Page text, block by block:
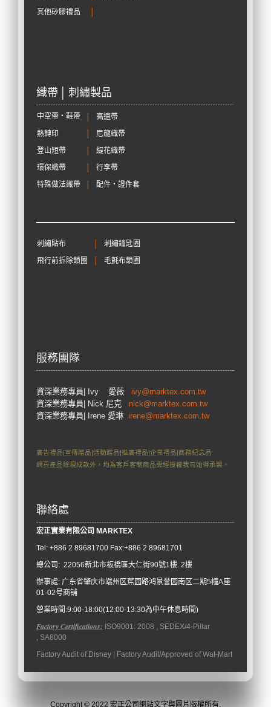
其他矽膠禮品
織帶 │ 刺繡製品
中空帶‧鞋帶
高速帶
熱轉印
尼龍織帶
登山短帶
緹花織帶
環保織帶
行李帶
特殊做法織帶
配件‧證件套
刺繡貼布
刺繡鑰匙圈
飛行前拆除鎖圈
毛氈布鎖圈
服務團隊
資深業務專員 | Ivy 愛薇 ivy@marktex.com.tw
資深業務專員 | Nick 尼克 nick@marktex.com.tw
資深業務專員| Irene 愛琳 irene@marktex.com.tw
廣告禮品|宣傳贈品|活動贈品|推廣禮品|企業禮品|商務紀念品
網頁產品除現成款外，均為客戶客制商品需經授權我司始得承製。
聯絡處
宏正實業有限公司 MARKTEX
Tel: +886 2 89681700 Fax:+886 2 89681701
總公司: 22056新北市板橋區大仁街90號1樓. 2樓
辦事處: 广东省肇庆市端州区蕉园路鸿景誉园南区二期5幢A座
01-02号商铺
營業時間:9:00-18:00(12:00-13:30為中午休息時間)
Factory Certifications: ISO9001: 2008 , SEDEX/4-Pillar
, SA8000
Factory Audit of Disney | Factory Audit/Approved of Wal-Mart
Copyright © 2022 宏正公司網站文字與圖片版權所有.